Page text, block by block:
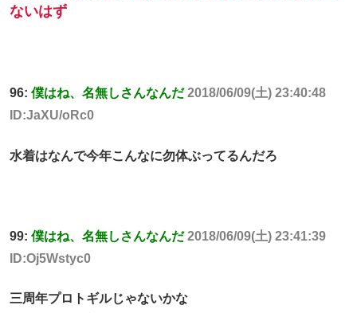
ないはず
96: 僕はね、名無しさんなんだ 2018/06/09(土) 23:40:48
ID:JaXU/oRc0
水着はなんで今年こんなに勿体ぶってるんだろ
99: 僕はね、名無しさんなんだ 2018/06/09(土) 23:41:39
ID:Oj5Wstyc0
三周年プロトギルじゃないかな